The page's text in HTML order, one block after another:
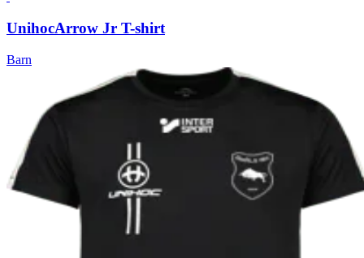
UnihocArrow Jr T-shirt
Barn